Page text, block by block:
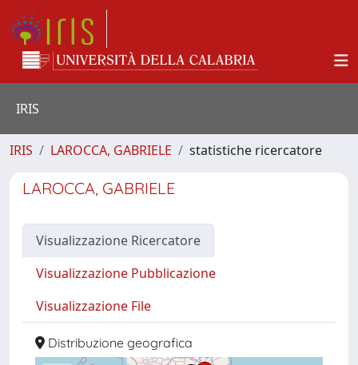
IRIS
IRIS LAROCCA, GABRIELE statistiche ricercatore
LAROCCA, GABRIELE
Visualizzazione Ricercatore
Visualizzazione Pubblicazione
Visualizzazione File
Distribuzione geografica